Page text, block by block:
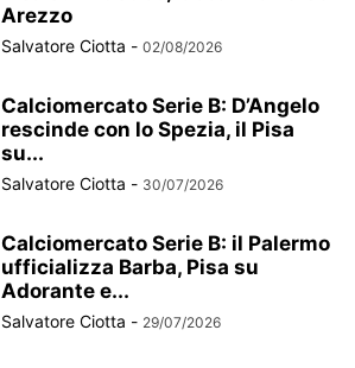
Arezzo
Salvatore Ciotta - 02/08/2026
Calciomercato Serie B: D’Angelo
rescinde con lo Spezia, il Pisa
su...
Salvatore Ciotta - 30/07/2026
Calciomercato Serie B: il Palermo
ufficializza Barba, Pisa su
Adorante e...
Salvatore Ciotta - 29/07/2026